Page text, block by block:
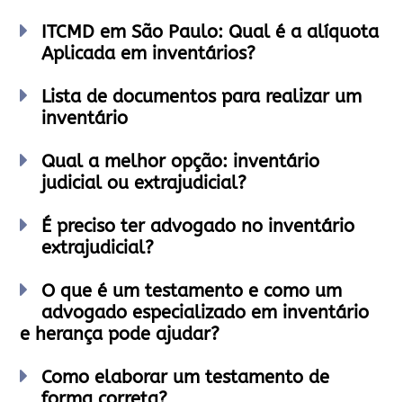
ITCMD em São Paulo: Qual é a alíquota
Aplicada em inventários?
Lista de documentos para realizar um
inventário
Qual a melhor opção: inventário
judicial ou extrajudicial?
É preciso ter advogado no inventário
extrajudicial?
O que é um testamento e como um
advogado especializado em inventário
e herança pode ajudar?
Como elaborar um testamento de